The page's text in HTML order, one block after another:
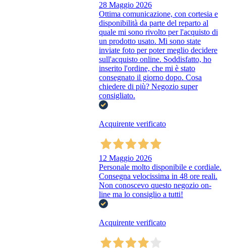
28 Maggio 2026
Ottima comunicazione, con cortesia e
disponibilità da parte del reparto al
quale mi sono rivolto per l'acquisto di
un prodotto usato. Mi sono state
inviate foto per poter meglio decidere
sull'acquisto online. Soddisfatto, ho
inserito l'ordine, che mi è stato
consegnato il giorno dopo. Cosa
chiedere di più? Negozio super
consigliato.
Acquirente verificato
12 Maggio 2026
Personale molto disponibile e cordiale.
Consegna velocissima in 48 ore reali.
Non conoscevo questo negozio on-
line ma lo consiglio a tutti!
Acquirente verificato